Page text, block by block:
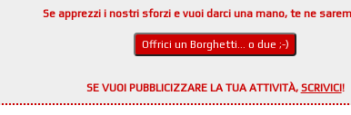
Se apprezzi i nostri sforzi e vuoi darci una mano, te ne
Offrici un Borghetti... o due ;-)
SE VUOI PUBBLICIZZARE LA TUA ATTIVITÀ, SCRIVICI!